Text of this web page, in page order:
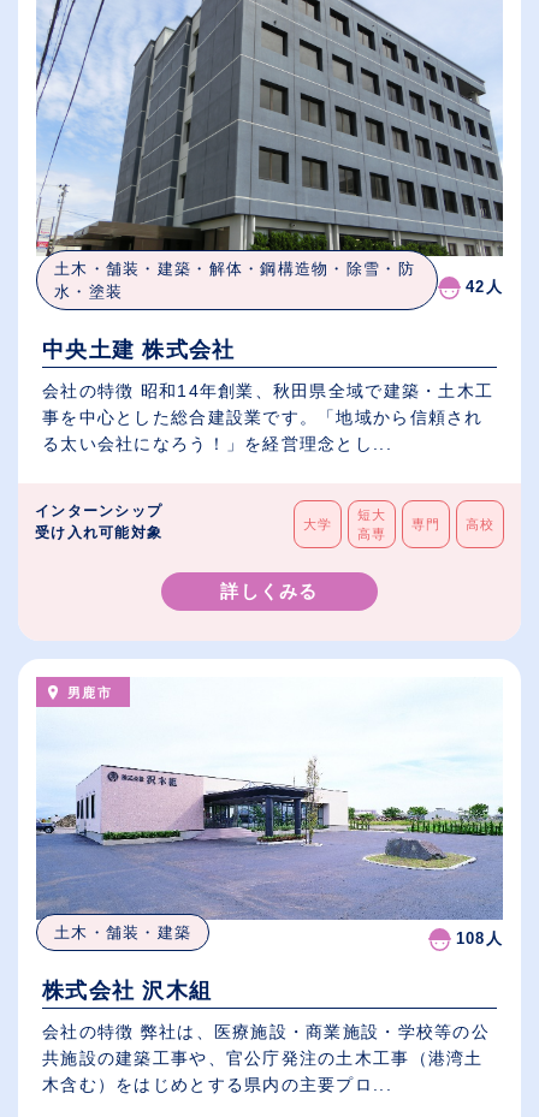
土木・舗装・建築・解体・鋼構造物・除雪・防
水・塗装
42人
中央土建 株式会社
会社の特徴 昭和14年創業、秋田県全域で建築・土木工
事を中心とした総合建設業です。「地域から信頼され
る太い会社になろう！」を経営理念とし...
インターンシップ
受け入れ可能対象
大学
短大
高専
専門 高校
詳しくみる
男鹿市
土木・舗装・建築 108人
株式会社 沢木組
会社の特徴 弊社は、医療施設・商業施設・学校等の公
共施設の建築工事や、官公庁発注の土木工事（港湾土
木含む）をはじめとする県内の主要プロ...